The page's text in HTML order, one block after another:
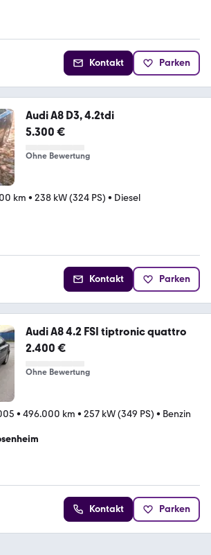
Kontakt Parken
Audi A8 D3, 4.2tdi
5.300 €
Ohne Bewertung
km • 238 kW (324 PS) • Diesel
Kontakt Parken
Audi A8 4.2 FSI tiptronic quattro
2.400 €
Ohne Bewertung
• 496.000 km • 257 kW (349 PS) • Benzin
Kontakt Parken